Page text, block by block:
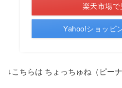
楽天市場で
Yahoo!ショッピ
↓こちらは ちょっちゅね（ピー